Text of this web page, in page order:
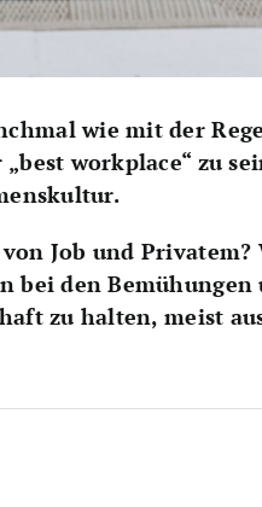
wie mit der
workplace“ zu
Job und
bei den
zu halten, meist